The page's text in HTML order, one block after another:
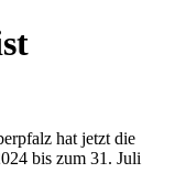
hat jetzt die
bis zum 31. Juli